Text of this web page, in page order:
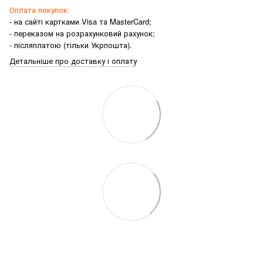
Оплата покупок:
- на сайті картками Visa та MasterCard;
- переказом на розрахунковий рахунок;
- післяплатою (тільки Укрпошта).
Детальніше про доставку і оплату